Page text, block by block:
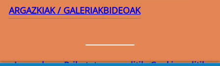
ARGAZKIAK / GALERIAKBIDEOAK